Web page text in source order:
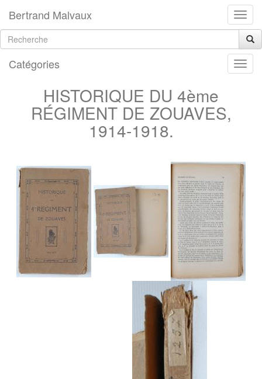
Bertrand Malvaux
Catégories
HISTORIQUE DU 4ème
RÉGIMENT DE ZOUAVES,
1914-1918.